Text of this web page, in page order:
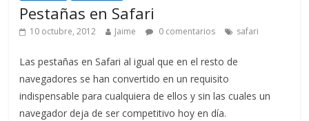
Pestañas en Safari
10 octubre, 2012 Jaime 0 comentarios safari
Las pestañas en Safari al igual que en el resto de
navegadores se han convertido en un requisito
indispensable para cualquiera de ellos y sin las cuales un
navegador deja de ser competitivo hoy en día.